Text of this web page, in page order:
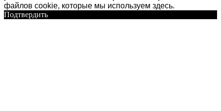
файлов cookie, которые мы используем здесь.
Подтвердить